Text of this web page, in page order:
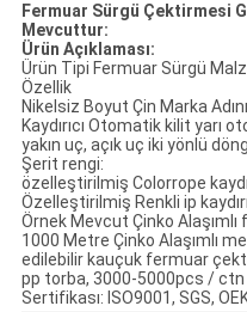
Fermuar Sürgü Çektirmesi
Mevcuttur:
Ürün Açıklaması:
Ürün Tipi Fermuar Sürgü
Özellik
Nikelsiz Boyut Çin Marka
Kaydırıcı Otomatik kilit yarı
yakın uç, açık uç iki yönlü
Şerit rengi:
özelleştirilmiş Colorrope
Özelleştirilmiş Renkli ip
Örnek Mevcut Çinko Alaşımlı
1000 Metre Çinko Alaşımlı
edilebilir kauçuk fermuar
pp torba, 3000-5000pcs / ctn
Sertifikası: ISO9001, SGS,